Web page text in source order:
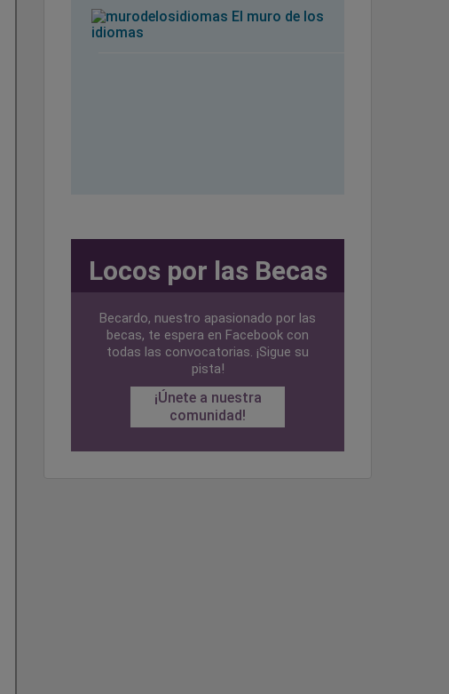
El muro de los
idiomas
Locos por las Becas
Becardo, nuestro apasionado por las
becas, te espera en Facebook con
todas las convocatorias. ¡Sigue su
pista!
¡Únete a nuestra
comunidad!